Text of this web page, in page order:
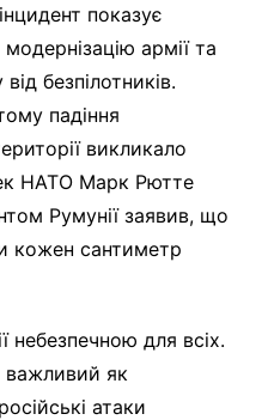
показує
армії та
безпілотників.
падіння
викликало
НАТО Марк Рютте
Румунії заявив, що
кожен сантиметр
небезпечною для всіх.
важливий як
атаки